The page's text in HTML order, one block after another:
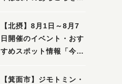
【北摂】8月1日～8月7
日開催のイベント・おす
すめスポット情報「今週
面・吹田・池田・茨木・
【箕面市】ジモトミン・